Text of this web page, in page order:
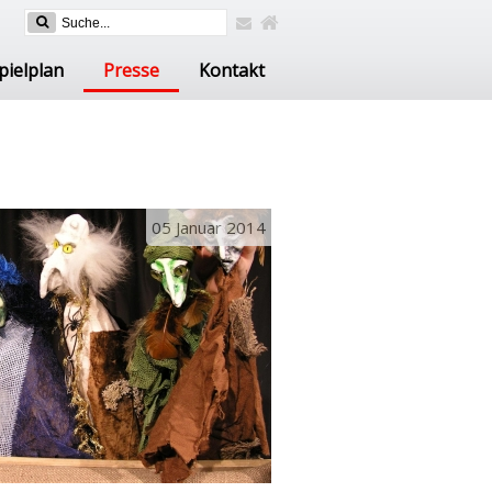
Presse Kontakt
05 Januar 2014